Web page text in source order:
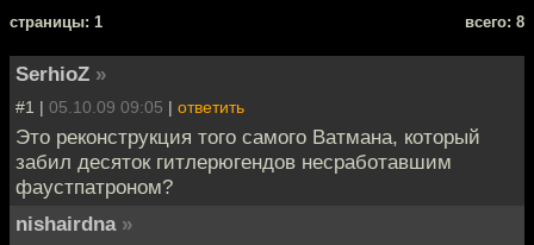
cтраницы: 1 всего: 8
SerhioZ »
#1 | 05.10.09 09:05 | ответить
Это реконструкция того самого Ватмана, который
забил десяток гитлерюгендов несработавшим
фаустпатроном?
nishairdna »